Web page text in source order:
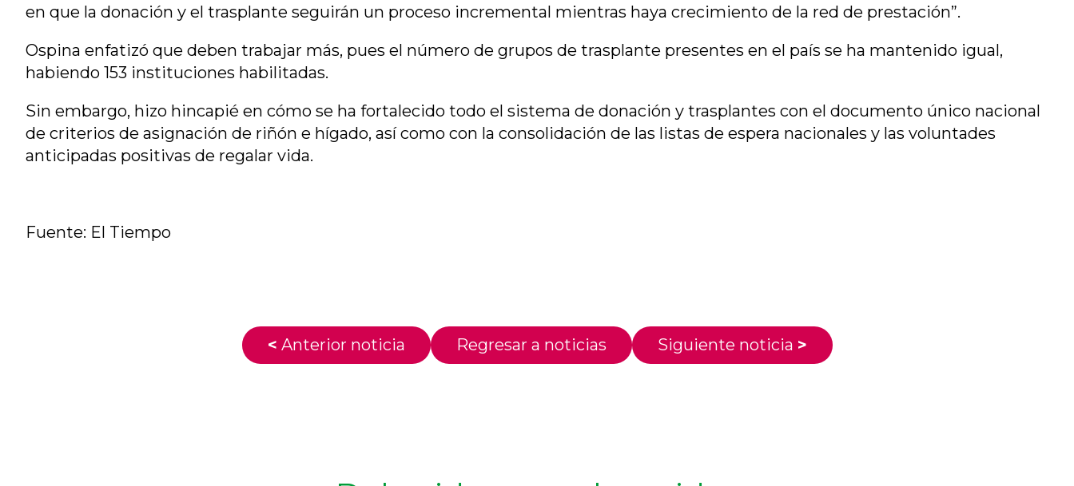
en que la donación y el trasplante seguirán un proceso incremental mientras haya crecimiento de la red de prestación”.
Ospina enfatizó que deben trabajar más, pues el número de grupos de trasplante presentes en el país se ha mantenido igual,
habiendo 153 instituciones habilitadas.
Sin embargo, hizo hincapié en cómo se ha fortalecido todo el sistema de donación y trasplantes con el documento único nacional
de criterios de asignación de riñón e hígado, así como con la consolidación de las listas de espera nacionales y las voluntades
anticipadas positivas de regalar vida.
Fuente: El Tiempo
< Anterior noticia Regresar a noticias Siguiente noticia >